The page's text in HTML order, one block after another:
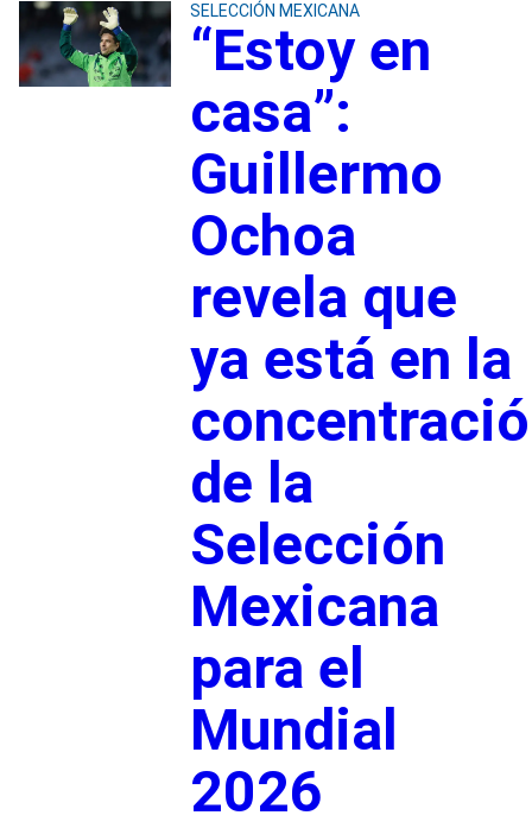
SELECCIÓN MEXICANA
“Estoy en
casa”:
Guillermo
Ochoa
revela que
ya está en la
de la
Selección
Mexicana
para el
Mundial
2026